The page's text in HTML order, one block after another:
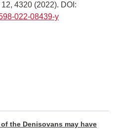
4320 (2022). DOI:
022-08439-y
the Denisovans may have